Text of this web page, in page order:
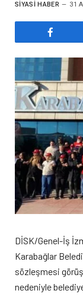
SIYASI HABER 31
DİSK/Genel-İş
Karabağlar
sözleşmesi
nedeniyle